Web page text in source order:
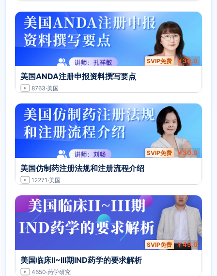
SVIP免费 ￥30.0
美国ANDA注册申报资料撰写要点
8763·美国
SVIP免费 ￥30.0
美国仿制药注册法规和注册流程介绍
12271 ·美国
SVIP免费 ￥49.0
美国临床II~III期IND药学的要求解析
4650·药学研究